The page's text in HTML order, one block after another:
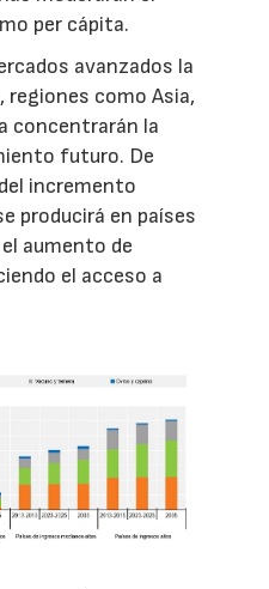
per cápita.
avanzados la
regiones como Asia,
concentrarán la
futuro. De
incremento
producirá en países
aumento de
el acceso a